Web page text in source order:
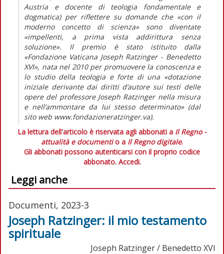
Austria e docente di teologia fondamentale e
dogmatica) per riflettere su domande che «con il
moderno concetto di scienza» sono diventate
«impellenti, a prima vista addirittura senza
soluzione». Il premio è stato istituito dalla
«Fondazione Vaticana Joseph Ratzinger - Benedetto
XVI», nata nel 2010 per promuovere la conoscenza e
lo studio della teologia e forte di una «dotazione
iniziale derivante dai diritti d’autore sui testi delle
opere del professore Joseph Ratzinger nella misura
e nell’ammontare da lui stesso determinato» (dal
sito web www.fondazioneratzinger.va).
La lettura dell'articolo è riservata agli abbonati a Il Regno -
attualità e documentio a Il Regno digitale.
Gli abbonati possono autenticarsi con il proprio codice
abbonato. Accedi.
Leggi anche
Documenti, 2023-3
Joseph Ratzinger: il mio testamento
spirituale
Joseph Ratzinger / Benedetto XVI